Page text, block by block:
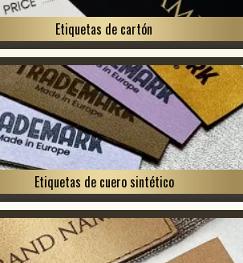
Etiquetas de cartón
Etiquetas de cuero sintético